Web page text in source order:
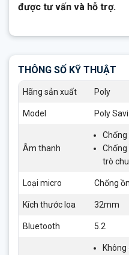
được tư vấn và hỗ trợ.
THÔNG SỐ KỸ THUẬT
Hãng sản xuất Poly
Model Poly
Âm thanh
Chống
trò
Loại micro Chống ồn
Kích thước loa 32mm
Bluetooth 5.2